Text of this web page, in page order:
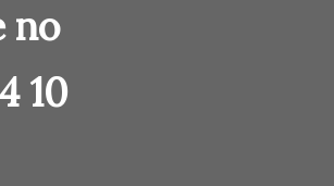
no
10